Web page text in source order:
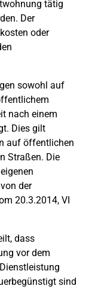
tätig
Der
oder
sowohl auf
nach einem
Dies gilt
auf öffentlichen
Straßen. Die
der
20.3.2014, VI
dass
vor dem
sind